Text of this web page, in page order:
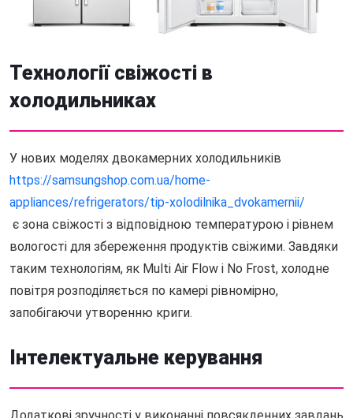
Технології свіжості в
холодильниках
У нових моделях двокамерних холодильників
https://samsungshop.com.ua/home-
appliances/refrigerators/tip-xolodilnika_dvokamernii/
є зона свіжості з відповідною температурою і рівнем
вологості для збереження продуктів свіжими. Завдяки
таким технологіям, як Multi Air Flow і No Frost, холодне
повітря розподіляється по камері рівномірно,
запобігаючи утворенню криги.
Інтелектуальне керування